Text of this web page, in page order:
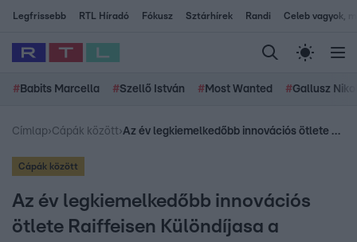
Legfrissebb RTL Híradó Fókusz Sztárhírek Randi Celeb vagyok,
# Babits Marcella #Szellő István # Most Wanted #Gallusz
Címlap›Cápák között› Az év legkiemelkedőbb innovációs ötlete Raiffeisen Különdíjasa a SalusMo
Cápák között
Az év legkiemelkedőbb innovációs
ötlete Raiffeisen Különdíjasa a